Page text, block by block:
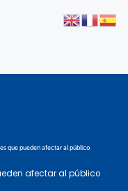
que pueden afectar al público
afectar al público